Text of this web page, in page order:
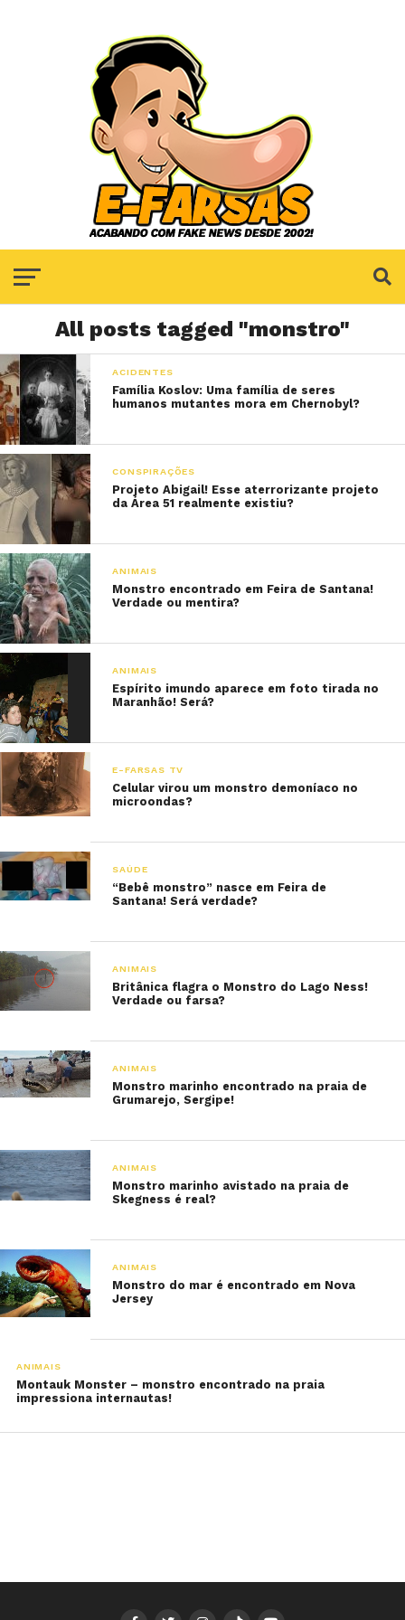
All posts tagged "monstro"
ACIDENTES
Família Koslov: Uma família de seres
humanos mutantes mora em Chernobyl?
CONSPIRAÇÕES
Projeto Abigail! Esse aterrorizante projeto
da Área 51 realmente existiu?
ANIMAIS
Monstro encontrado em Feira de Santana!
Verdade ou mentira?
ANIMAIS
Espírito imundo aparece em foto tirada no
Maranhão! Será?
E-FARSAS TV
Celular virou um monstro demoníaco no
microondas?
SAÚDE
“Bebê monstro” nasce em Feira de
Santana! Será verdade?
ANIMAIS
Britânica flagra o Monstro do Lago Ness!
Verdade ou farsa?
ANIMAIS
Monstro marinho encontrado na praia de
Grumarejo, Sergipe!
ANIMAIS
Monstro marinho avistado na praia de
Skegness é real?
ANIMAIS
Monstro do mar é encontrado em Nova
Jersey
ANIMAIS
Montauk Monster – monstro encontrado na praia
impressiona internautas!